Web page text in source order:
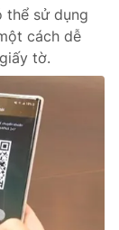
thể sử dụng
cách dễ
tờ.